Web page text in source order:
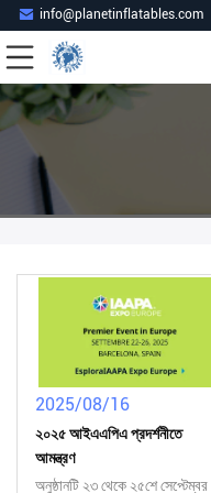
info@planetinflatables.com
2025/08/16
২০২৫ আইএএপিএ প্রদর্শনীতে
আমন্ত্রণ
অনুষ্ঠানটি ২৩ থেকে ২৫শে সেপ্টেম্বর